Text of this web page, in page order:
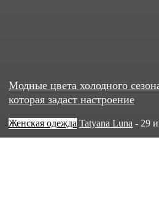
Модные цвета холодного
которая задаст настроение
Женская одежда Tatyana Luna - 29